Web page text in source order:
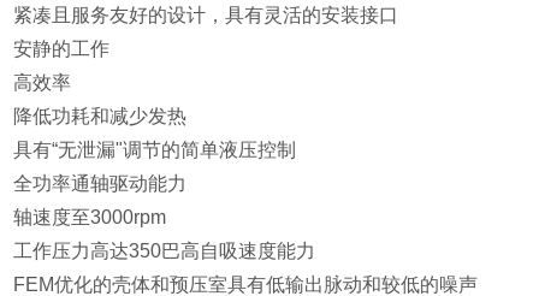
紧凑且服务友好的设计，具有灵活的安装接口
安静的工作
高效率
降低功耗和减少发热
具有“无泄漏"调节的简单液压控制
全功率通轴驱动能力
轴速度至3000rpm
工作压力高达350巴高自吸速度能力
FEM优化的壳体和预压室具有低输出脉动和较低的噪声